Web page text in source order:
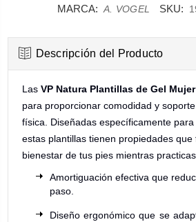
MARCA: A. VOGEL SKU:
Descripción del Producto
Las VP Natura Plantillas de Gel
para proporcionar comodidad y
física. Diseñadas específicamente para
estas plantillas tienen propiedades que
bienestar de tus pies mientras
Amortiguación efectiva que
paso.
Diseño ergonómico que se